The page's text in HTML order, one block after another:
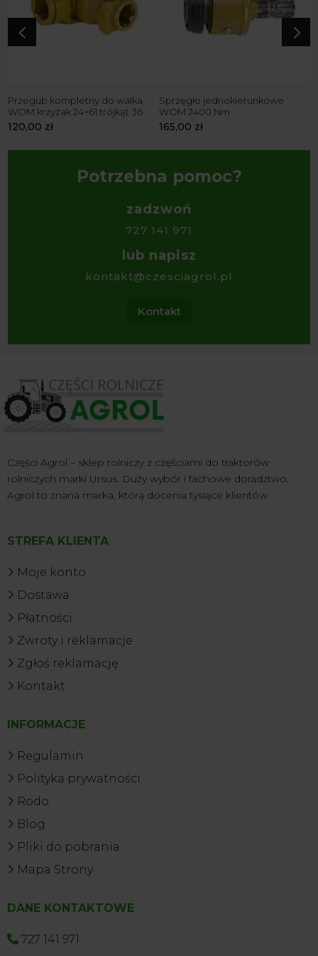
4
Przegub kompletny do wałka
WOM krzyżak 24×61 trójkąt 36
120,00 zł
Sprzęgło jednokierunkowe
WOM 2400 Nm
165,00 zł
5
Potrzebna pomoc?
zadzwoń
727 141 971
lub napisz
kontakt@czesciagrol.pl
Kontakt
Części Agrol – sklep rolniczy z częściami do traktorów
rolniczych marki Ursus. Duży wybór i fachowe doradztwo.
Agrol to znana marka, którą docenia tysiące klientów.
STREFA KLIENTA
Moje konto
Dostawa
Płatności
Zwroty i reklamacje
Zgłoś reklamację
Kontakt
INFORMACJE
Regulamin
Polityka prywatności
Rodo
Blog
Pliki do pobrania
Mapa Strony
DANE KONTAKTOWE
727 141 971